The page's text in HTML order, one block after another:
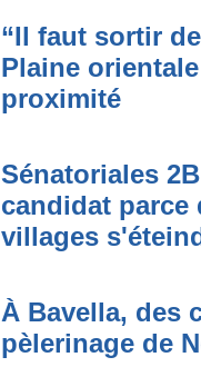
“Il faut sortir
Plaine
proximité
Sénatoriales
candidat parce
villages
À Bavella, des
pèlerinage de